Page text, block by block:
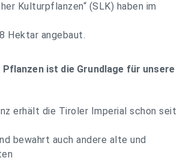
Kulturpflanzen“ (SLK) haben im
Hektar angebaut.
Pflanzen ist die Grundlage für unsere
erhält die Tiroler Imperial schon seit
bewahrt auch andere alte und